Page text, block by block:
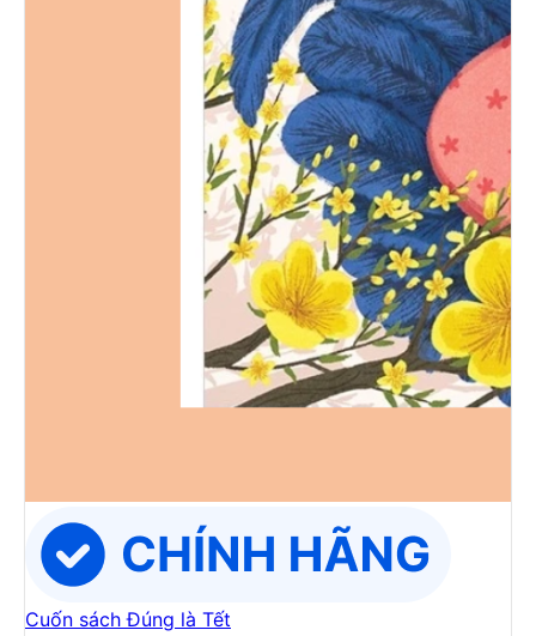
Cuốn sách Đúng là Tết